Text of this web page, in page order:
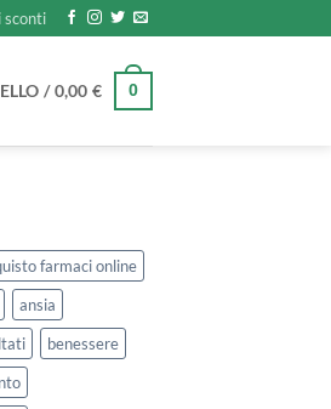
sconti
/0,00€ 0
farmaci online
ansia
benessere